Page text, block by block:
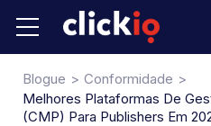
Blogue
Conformidade
Melhores Plataformas De
(CMP) Para Publishers Em